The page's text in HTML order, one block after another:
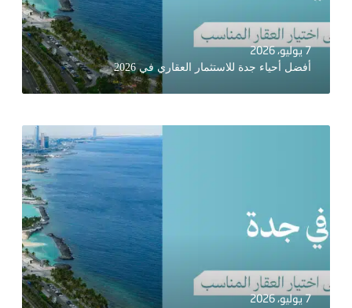
7 يوليو، 2026
أفضل أحياء جدة للاستثمار العقاري في 2026
7 يوليو، 2026